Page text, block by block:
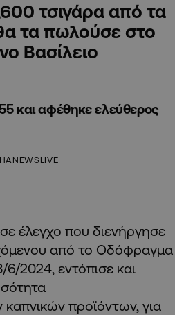
τσιγάρα από τα
τα πωλούσε στο
Βασίλειο
και αφέθηκε ελεύθερος
έλεγχο που διενήργησε
από το Οδόφραγμα
6/2024, εντόπισε και
προϊόντων, για